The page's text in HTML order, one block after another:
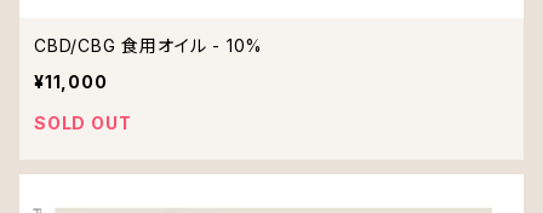
CBD/CBG 食用オイル - 10%
¥11,000
SOLD OUT